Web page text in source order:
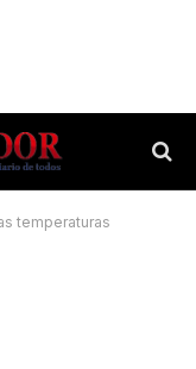
temperaturas